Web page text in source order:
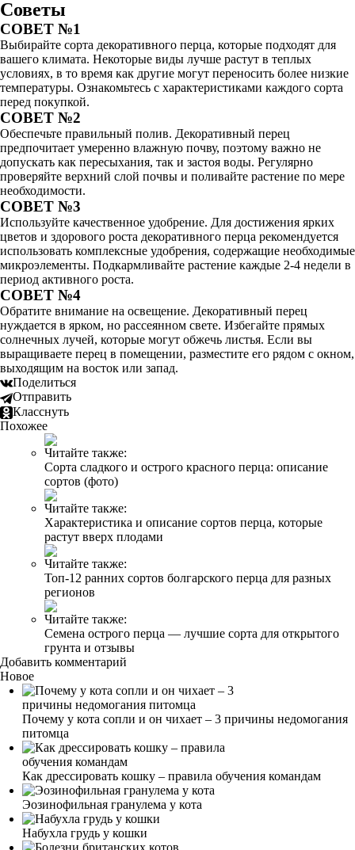
Советы
СОВЕТ №1
Выбирайте сорта декоративного перца, которые подходят для
вашего климата. Некоторые виды лучше растут в теплых
условиях, в то время как другие могут переносить более низкие
температуры. Ознакомьтесь с характеристиками каждого сорта
перед покупкой.
СОВЕТ №2
Обеспечьте правильный полив. Декоративный перец
предпочитает умеренно влажную почву, поэтому важно не
допускать как пересыхания, так и застоя воды. Регулярно
проверяйте верхний слой почвы и поливайте растение по мере
необходимости.
СОВЕТ №3
Используйте качественное удобрение. Для достижения ярких
цветов и здорового роста декоративного перца рекомендуется
использовать комплексные удобрения, содержащие необходимые
микроэлементы. Подкармливайте растение каждые 2-4 недели в
период активного роста.
СОВЕТ №4
Обратите внимание на освещение. Декоративный перец
нуждается в ярком, но рассеянном свете. Избегайте прямых
солнечных лучей, которые могут обжечь листья. Если вы
выращиваете перец в помещении, разместите его рядом с окном,
выходящим на восток или запад.
Поделиться
Отправить
Класснуть
Похожее
Читайте также:
Сорта сладкого и острого красного перца: описание
сортов (фото)
Читайте также:
Характеристика и описание сортов перца, которые
растут вверх плодами
Читайте также:
Топ-12 ранних сортов болгарского перца для разных
регионов
Читайте также:
Семена острого перца — лучшие сорта для открытого
грунта и отзывы
Добавить комментарий
Новое
Почему у кота сопли и он чихает – 3 причины недомогания
питомца
Как дрессировать кошку – правила обучения командам
Эозинофильная гранулема у кота
Набухла грудь у кошки